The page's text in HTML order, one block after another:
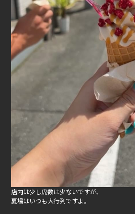
店内は少し席数は少ないですが、
夏場はいつも大行列ですよ。